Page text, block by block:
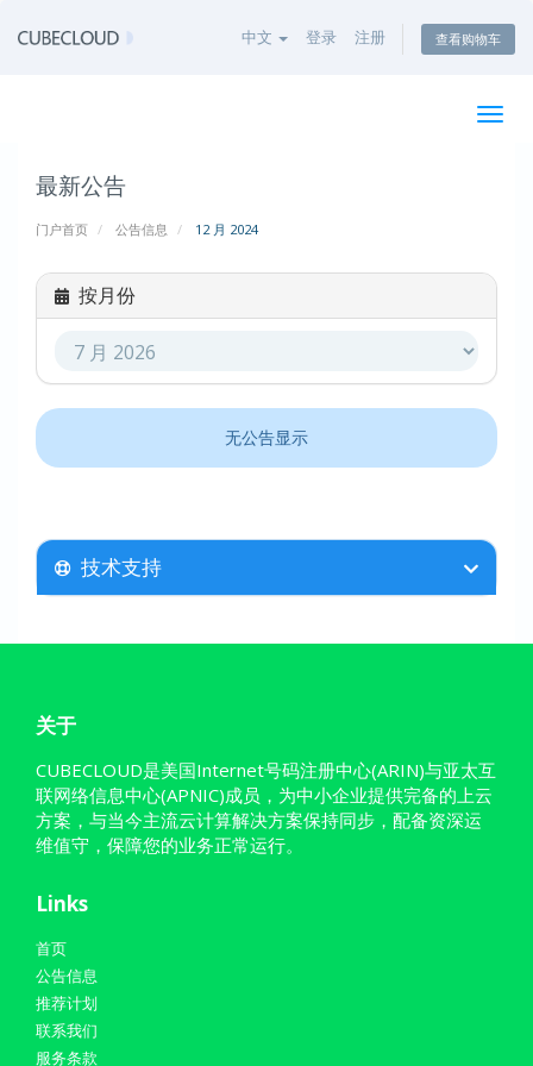
中文 登录 注册 查看购物车
切
最新公告
门户首页 公告信息 12 月 2024
按月份
无公告显示
技术支持
关于
CUBECLOUD是美国Internet号码注册中心(ARIN)与亚太互
联网络信息中心(APNIC)成员，为中小企业提供完备的上云
方案，与当今主流云计算解决方案保持同步，配备资深运
维值守，保障您的业务正常运行。
Links
首页
公告信息
推荐计划
联系我们
服务条款